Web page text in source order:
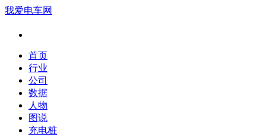
我爱电车网
首页
行业
公司
数据
人物
图说
充电桩